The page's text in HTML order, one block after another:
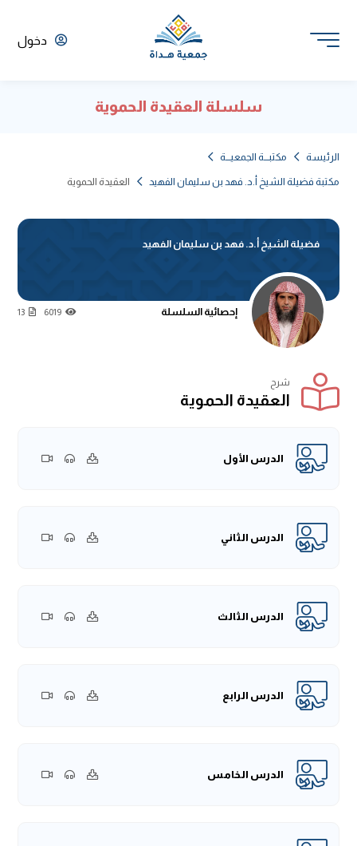
دخول
سلسلة العقيدة الحموية
الرئيسة مكتبـــة الجمعيـــة
مكتبة فضيلة الشيخ أ.د. فهد بن سليمان الفهيد العقيدة الحموية
فضيلة الشيخ أ.د. فهد بن سليمان الفهيد
إحصائية السلسلة 6019
13
شرح
العقيدة الحموية
الدرس الأول
الدرس الثاني
الدرس الثالث
الدرس الرابع
الدرس الخامس